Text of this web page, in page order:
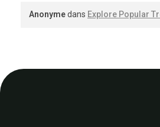
Anonymedans Explore Popular